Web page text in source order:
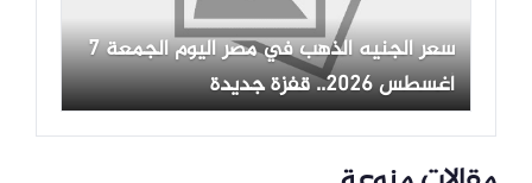
سعر الجنيه الذهب في مصر اليوم الجمعة 7
أغسطس 2026.. قفزة جديدة